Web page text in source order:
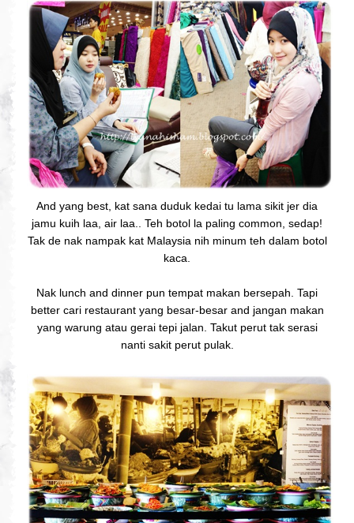
And yang best, kat sana duduk kedai tu lama sikit jer dia
jamu kuih laa, air laa.. Teh botol la paling common, sedap!
Tak de nak nampak kat Malaysia nih minum teh dalam botol
kaca.
Nak lunch and dinner pun tempat makan bersepah. Tapi
better cari restaurant yang besar-besar and jangan makan
yang warung atau gerai tepi jalan. Takut perut tak serasi
nanti sakit perut pulak.